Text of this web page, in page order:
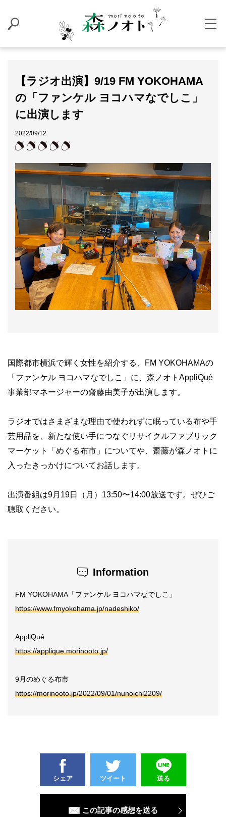
【ラジオ出演】9/19 FM YOKOHAMA
の「ファンケル ヨコハマなでしこ」
に出演します
2022/09/12
国際都市横浜で輝く女性を紹介する、FM YOKOHAMAの
「ファンケル ヨコハマなでしこ」に、森ノオトAppliQué
事業部マネージャーの齋藤由美子が出演します。
ラジオではさまざまな理由で使われずに眠っている布や手
芸用品を、新たな使い手につなぐリサイクルファブリック
マーケット「めぐる布市」についてや、齋藤が森ノオトに
入ったきっかけについてお話します。
出演番組は9月19日（月）13:50〜14:00放送です。ぜひご
聴取ください。
Information
FM YOKOHAMA「ファンケル ヨコハマなでしこ」
https://www.fmyokohama.jp/nadeshiko/
AppliQué
https://applique.morinooto.jp/
9月のめぐる布市
https://morinooto.jp/2022/09/01/nunoichi2209/
シェア ツイート 送る
この記事の感想を送る